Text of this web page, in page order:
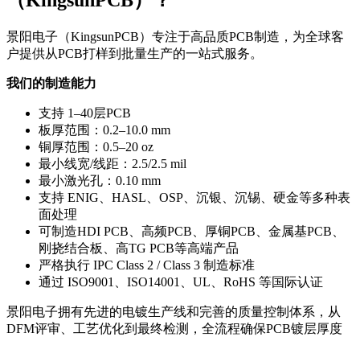
景阳电子（KingsunPCB）专注于高品质PCB制造，为全球客
户提供从PCB打样到批量生产的一站式服务。
我们的制造能力
支持 1–40层PCB
板厚范围：0.2–10.0 mm
铜厚范围：0.5–20 oz
最小线宽/线距：2.5/2.5 mil
最小激光孔：0.10 mm
支持 ENIG、HASL、OSP、沉银、沉锡、硬金等多种表
面处理
可制造HDI PCB、高频PCB、厚铜PCB、金属基PCB、
刚挠结合板、高TG PCB等高端产品
严格执行 IPC Class 2 / Class 3 制造标准
通过 ISO9001、ISO14001、UL、RoHS 等国际认证
景阳电子拥有先进的电镀生产线和完善的质量控制体系，从
DFM评审、工艺优化到最终检测，全流程确保PCB镀层厚度